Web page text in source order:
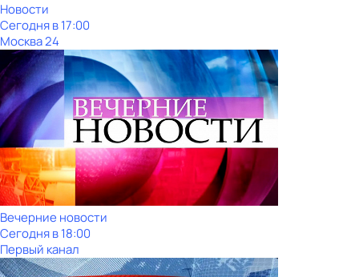
Новости
Сегодня в 17:00
Москва 24
Вечерние новости
Сегодня в 18:00
Первый канал